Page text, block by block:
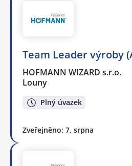
Team Leader výroby
HOFMANN WIZARD s.r.o.
Louny
Plný úvazek
Zveřejněno: 7. srpna